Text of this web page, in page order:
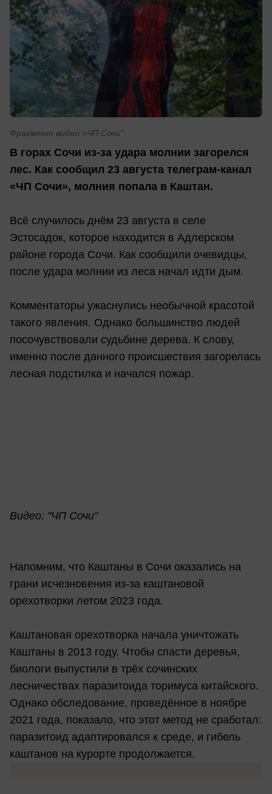
Фрагмент видео «ЧП Сочи"
В горах Сочи из-за удара молнии загорелся
лес. Как сообщил 23 августа телеграм-канал
«ЧП Сочи», молния попала в Каштан.
Всё случилось днём 23 августа в селе
Эстосадок, которое находится в Адлерском
районе города Сочи. Как сообщили очевидцы,
после удара молнии из леса начал идти дым.
Комментаторы ужаснулись необычной красотой
такого явления. Однако большинство людей
посочувствовали судьбине дерева. К слову,
именно после данного происшествия загорелась
лесная подстилка и начался пожар.
Видео: "ЧП Сочи"
Напомним, что Каштаны в Сочи оказались на
грани исчезновения из-за каштановой
орехотворки летом 2023 года.
Каштановая орехотворка начала уничтожать
Каштаны в 2013 году. Чтобы спасти деревья,
биологи выпустили в трёх сочинских
лесничествах паразитоида торимуса китайского.
Однако обследование, проведённое в ноябре
2021 года, показало, что этот метод не сработал:
паразитоид адаптировался к среде, и гибель
каштанов на курорте продолжается.